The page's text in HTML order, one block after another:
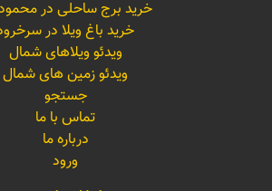
خرید برج ساحلی در
خرید باغ ویلا در
ویدئو ویلاهای شمال
ویدئو زمین های شمال
جستجو
تماس با ما
درباره ما
ورود